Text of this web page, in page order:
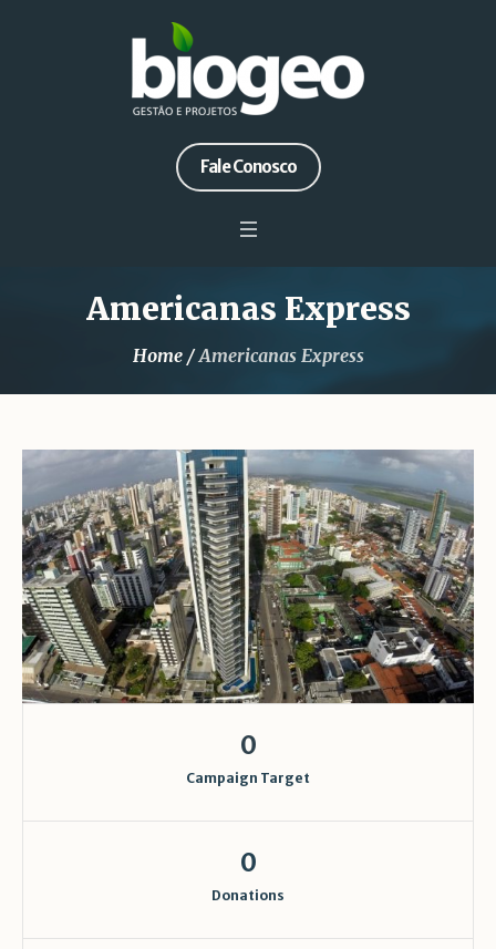
Fale Conosco
Americanas Express
Home /Americanas Express
0
Campaign Target
0
Donations